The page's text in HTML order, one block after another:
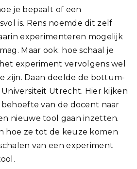
je bepaalt of een
is. Rens noemde dit zelf
experimenteren mogelijk
Maar ook: hoe schaal je
experiment vervolgens wel
zijn. Daan deelde de bottum-
Utrecht. Hier kijken
behoefte van de docent naar
nieuwe tool gaan inzetten.
hoe ze tot de keuze komen
van een experiment